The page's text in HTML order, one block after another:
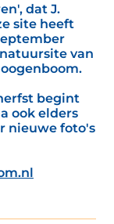
dat J.
site heeft
van
begint
ook elders
nieuwe foto's